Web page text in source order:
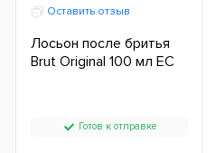
Оставить отзыв
Лосьон после бритья
Brut Original 100 мл ЕС
Готов к отправке